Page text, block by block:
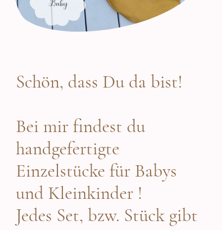
Schön, dass Du da bist!
Bei mir findest du
handgefertigte
Einzelstücke für Babys
und Kleinkinder !
Jedes Set, bzw. Stück gibt